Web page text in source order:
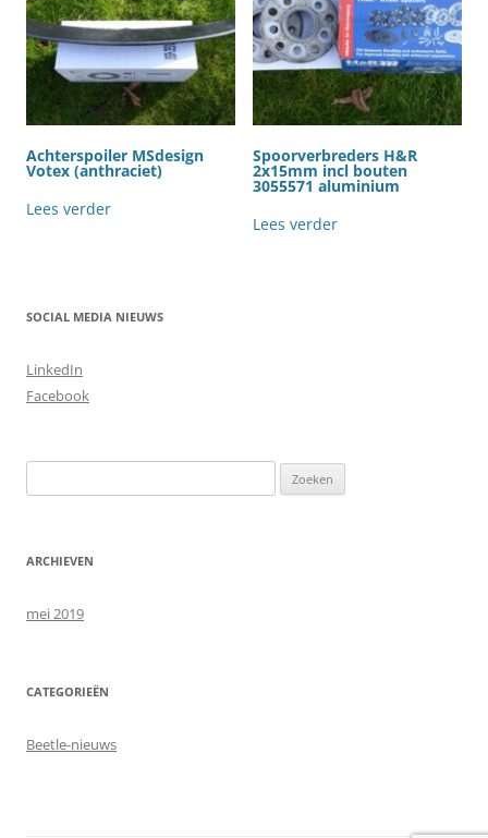
Achterspoiler MSdesign
Votex (anthraciet)
Lees verder
Spoorverbreders H&R
2x15mm incl bouten
3055571 aluminium
Lees verder
SOCIAL MEDIA NIEUWS
LinkedIn
Facebook
naar:
ARCHIEVEN
mei 2019
CATEGORIEËN
Beetle-nieuws